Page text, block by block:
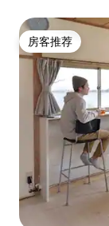
房客推荐
房客推荐